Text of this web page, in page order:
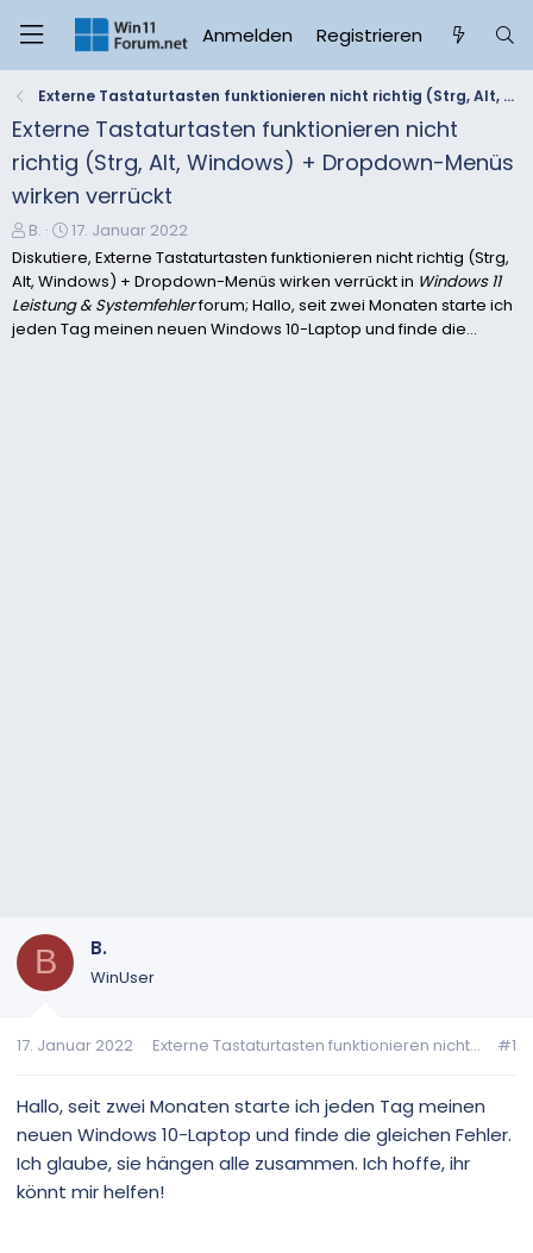
Anmelden Registrieren
Externe Tastaturtasten funktionieren nicht richtig (Strg, Alt, Windows) + Dropdown-Menüs wirken verrückt
Externe Tastaturtasten funktionieren nicht
richtig (Strg, Alt, Windows) + Dropdown-Menüs
wirken verrückt
E
r
s
t
e
B.
E
r
s
t
e
17. Januar 2022
Diskutiere, Externe Tastaturtasten funktionieren nicht richtig (Strg,
Alt, Windows) + Dropdown-Menüs wirken verrückt in Windows 11
Leistung & Systemfehlerforum; Hallo, seit zwei Monaten starte ich
jeden Tag meinen neuen Windows 10-Laptop und finde die...
B B.
WinUser
17. Januar 2022 Externe Tastaturtasten funktionieren nicht... #1
Hallo, seit zwei Monaten starte ich jeden Tag meinen
neuen Windows 10-Laptop und finde die gleichen Fehler.
Ich glaube, sie hängen alle zusammen. Ich hoffe, ihr
könnt mir helfen!